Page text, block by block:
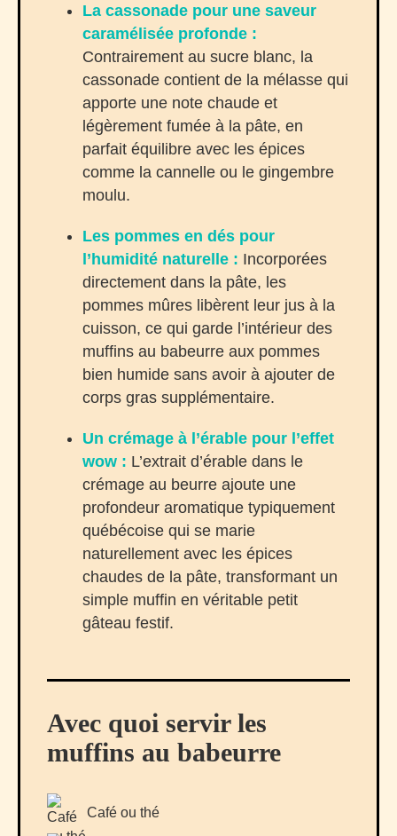
La cassonade pour une saveur
caramélisée profonde :
Contrairement au sucre blanc, la
cassonade contient de la mélasse qui
apporte une note chaude et
légèrement fumée à la pâte, en
parfait équilibre avec les épices
comme la cannelle ou le gingembre
moulu.
Les pommes en dés pour
l’humidité naturelle : Incorporées
directement dans la pâte, les
pommes mûres libèrent leur jus à la
cuisson, ce qui garde l’intérieur des
muffins au babeurre aux pommes
bien humide sans avoir à ajouter de
corps gras supplémentaire.
Un crémage à l’érable pour l’effet
wow : L’extrait d’érable dans le
crémage au beurre ajoute une
profondeur aromatique typiquement
québécoise qui se marie
naturellement avec les épices
chaudes de la pâte, transformant un
simple muffin en véritable petit
gâteau festif.
Avec quoi servir les
muffins au babeurre
Café ou thé